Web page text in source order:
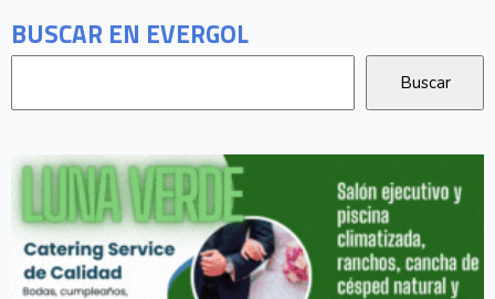
BUSCAR EN EVERGOL